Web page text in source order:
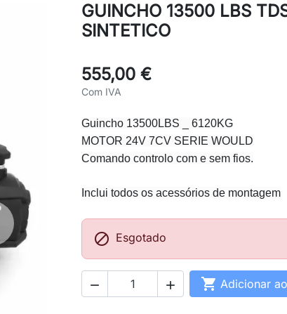
GUINCHO 13500 LBS
SINTETICO
555,00 €
Com IVA
Guincho 13500LBS _ 6120KG
MOTOR 24V 7CV SERIE WOULD
Comando controlo com e sem fios.
Inclui todos os acessórios de montagem
 Esgotado
   Adicionar